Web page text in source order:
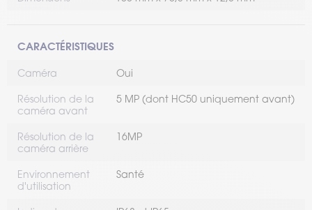
CARACTÉRISTIQUES
Caméra Oui
Résolution de la
caméra avant
5 MP (dont HC50 uniquement avant)
Résolution de la
caméra arrière
16MP
Environnement
d'utilisation
Santé